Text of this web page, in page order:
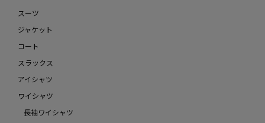
スーツ
ジャケット
コート
スラックス
アイシャツ
ワイシャツ
長袖ワイシャツ